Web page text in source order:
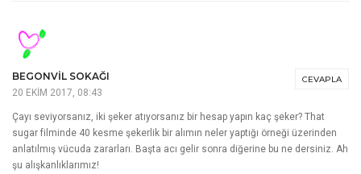
CEVAPLA
BEGONVIL SOKAĞI
20 EKIM 2017, 08:43
Çayı seviyorsanız, iki şeker atıyorsanız bir hesap yapın kaç şeker? That
sugar filminde 40 kesme şekerlik bir alımın neler yaptığı örneği üzerinden
anlatılmış vücuda zararları. Başta acı gelir sonra diğerine bu ne dersiniz. Ah
şu alışkanlıklarımız!